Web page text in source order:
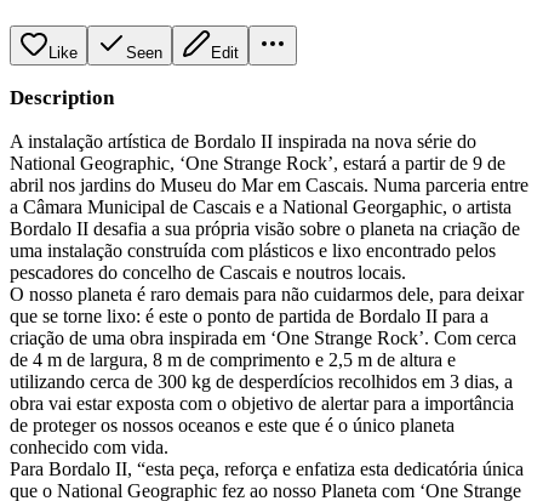
Like Seen Edit
Description
A instalação artística de Bordalo II inspirada na nova série do
National Geographic, ‘One Strange Rock’, estará a partir de 9 de
abril nos jardins do Museu do Mar em Cascais. Numa parceria entre
a Câmara Municipal de Cascais e a National Georgaphic, o artista
Bordalo II desafia a sua própria visão sobre o planeta na criação de
uma instalação construída com plásticos e lixo encontrado pelos
pescadores do concelho de Cascais e noutros locais.
O nosso planeta é raro demais para não cuidarmos dele, para deixar
que se torne lixo: é este o ponto de partida de Bordalo II para a
criação de uma obra inspirada em ‘One Strange Rock’. Com cerca
de 4 m de largura, 8 m de comprimento e 2,5 m de altura e
utilizando cerca de 300 kg de desperdícios recolhidos em 3 dias, a
obra vai estar exposta com o objetivo de alertar para a importância
de proteger os nossos oceanos e este que é o único planeta
conhecido com vida.
Para Bordalo II, “esta peça, reforça e enfatiza esta dedicatória única
que o National Geographic fez ao nosso Planeta com ‘One Strange